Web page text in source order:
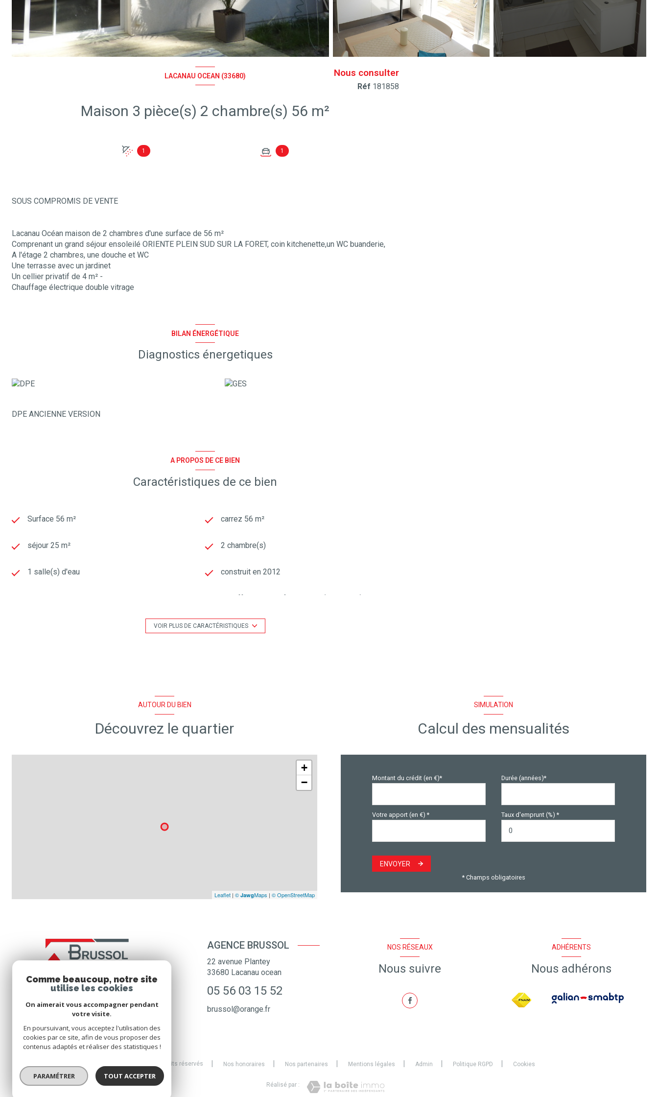
LACANAU OCEAN (33680)
Maison 3 pièce(s) 2 chambre(s) 56 m²
1 1
Nous consulter
Réf 181858
SOUS COMPROMIS DE VENTE
Lacanau Océan maison de 2 chambres d'une surface de 56 m²
Comprenant un grand séjour ensoleilé ORIENTE PLEIN SUD SUR LA FORET, coin kitchenette,un WC buanderie,
A l'étage 2 chambres, une douche et WC
Une terrasse avec un jardinet
Un cellier privatif de 4 m² -
Chauffage électrique double vitrage
BILAN ÉNERGÉTIQUE
Diagnostics énergetiques
DPE ANCIENNE VERSION
A PROPOS DE CE BIEN
Caractéristiques de ce bien
Surface 56 m² carrez 56 m²
séjour 25 m² 2 chambre(s)
1 salle(s) d'eau construit en 2012
Chauffage collectif : radiateur (electrique)
exposition Sud-Est
quartier Corniche De L'aubarede
VOIR PLUS DE CARACTÉRISTIQUES
AUTOUR DU BIEN
Découvrez le quartier
+
−
Leaflet | © JawgMaps | © OpenStreetMap
SIMULATION
Calcul des mensualités
Montant du crédit (en €)* Durée (années)*
Votre apport (en €) * Taux d'emprunt (%) *
ENVOYER
* Champs obligatoires
AGENCE BRUSSOL
22 avenue Plantey
33680 Lacanau ocean
05 56 03 15 52
brussol@orange.fr
NOS RÉSEAUX
Nous suivre
ADHÉRENTS
Nous adhérons
© 2026 | Tous droits réservés Nos honoraires Nos partenaires Mentions légales Admin Politique RGPD Cookies
Réalisé par :
Comme beaucoup, notre site
utilise les cookies
On aimerait vous accompagner pendant
votre visite.
En poursuivant, vous acceptez l'utilisation des
cookies par ce site, afin de vous proposer des
contenus adaptés et réaliser des statistiques !
PARAMÉTRER TOUT ACCEPTER